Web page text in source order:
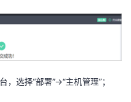
，选择“部署”->“主机管理”；